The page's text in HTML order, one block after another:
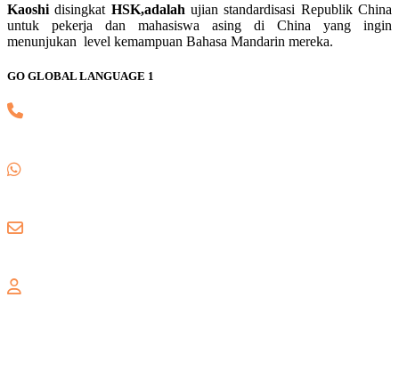
Kaoshi disingkat HSK,adalah ujian standardisasi Republik China
untuk pekerja dan mahasiswa asing di China yang ingin
menunjukan level kemampuan Bahasa Mandarin mereka.
GO GLOBAL LANGUAGE 1